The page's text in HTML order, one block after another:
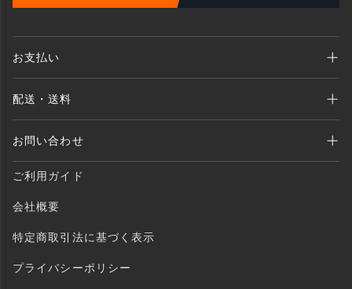
お支払い
がご利用いただけます。
配送・送料
お問い合わせ
MAIL：shopping@monogallery.jp
ご利用ガイド
会社概要
特定商取引法に基づく表示
プライバシーポリシー